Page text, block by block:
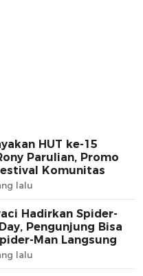
HUT ke-15
Parulian, Promo
Komunitas
lalu
Hadirkan Spider-
Pengunjung Bisa
Man Langsung
lalu